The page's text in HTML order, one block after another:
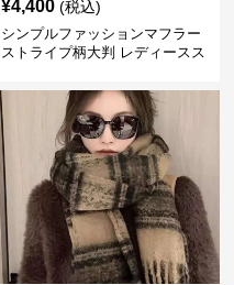
¥4,400 (税込)
シンプルファッションマフラー
ストライプ柄大判 レディースス